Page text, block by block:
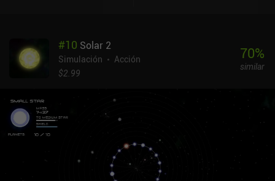
#10 Solar 2
Simulación
Acción
$2.99
70%
similar